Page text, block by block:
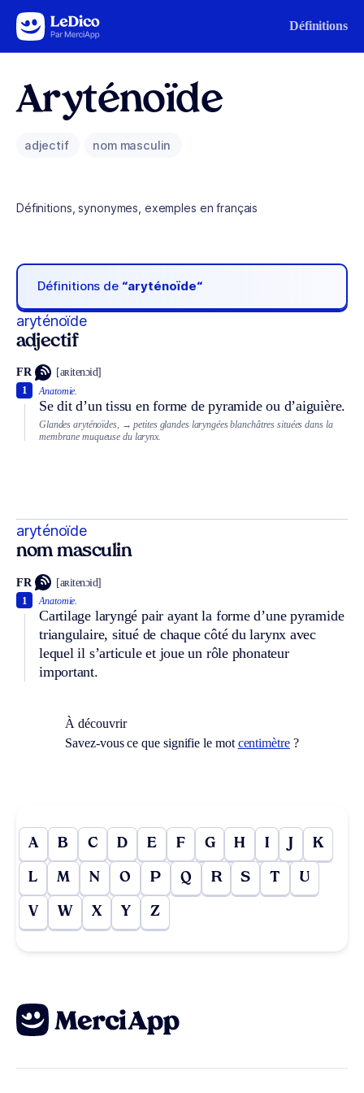
Aller au contenu Définitions
Aryténoïde
adjectif nom masculin
Définitions, synonymes, exemples en français
Définitions de “aryténoïde“
aryténoïde
adjectif
FR [aʀitenɔid]
Anatomie.
Se dit d’un tissu en forme de pyramide ou d’aiguière.
1
Glandes aryténoïdes, → petites glandes laryngées blanchâtres situées dans la
membrane muqueuse du larynx.
aryténoïde
nom masculin
FR [aʀitenɔid]
Anatomie.
Cartilage laryngé pair ayant la forme d’une pyramide
triangulaire, situé de chaque côté du larynx avec
lequel il s’articule et joue un rôle phonateur
important.
1
À découvrir
Savez-vous ce que signifie le mot centimètre?
A B C D E F G H I J K
L M N O P Q R S T U
V W X Y Z